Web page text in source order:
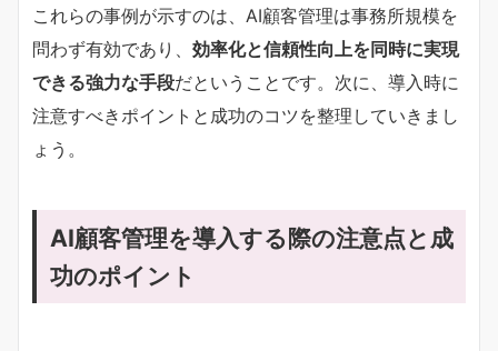
これらの事例が示すのは、AI顧客管理は事務所規模を
問わず有効であり、 効率化と信頼性向上を同時に実現
できる強力な手段だということです。次に、導入時に
注意すべきポイントと成功のコツを整理していきまし
ょう。
AI顧客管理を導入する際の注意点と成
功のポイント